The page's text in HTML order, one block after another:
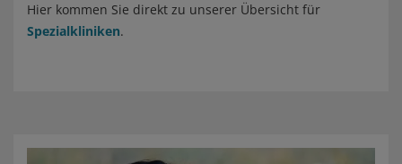
Hier kommen Sie direkt zu unserer Übersicht für
Spezialkliniken.